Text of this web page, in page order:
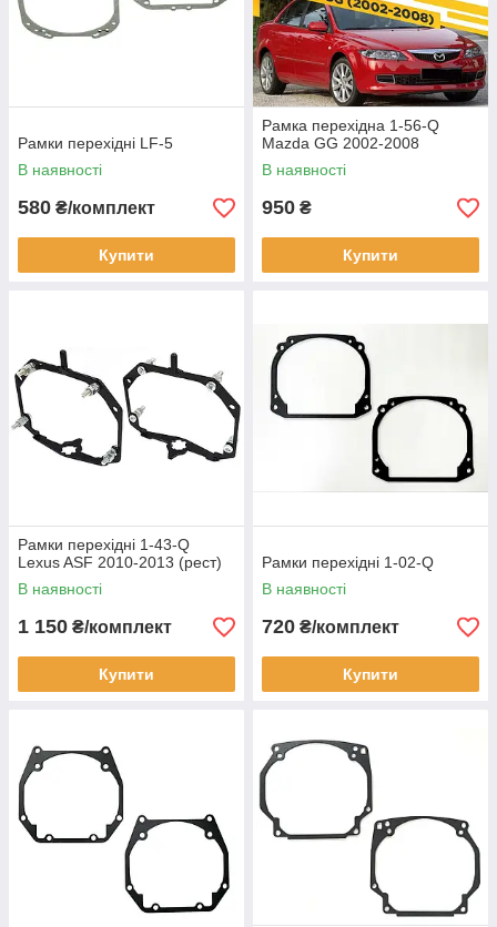
Рамки перехідні LF-5
В наявності
580 ₴/комплект
Купити
Рамка перехідна 1-56-Q
Mazda GG 2002-2008
В наявності
950 ₴
Купити
Рамки перехідні 1-43-Q
Lexus ASF 2010-2013 (рест)
В наявності
1 150 ₴/комплект
Купити
Рамки перехідні 1-02-Q
В наявності
720 ₴/комплект
Купити